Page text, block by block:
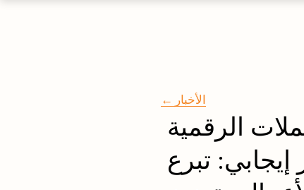
← الأخبار